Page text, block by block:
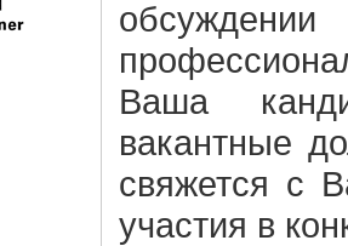
Ваша
вакантные
свяжется с
участия в